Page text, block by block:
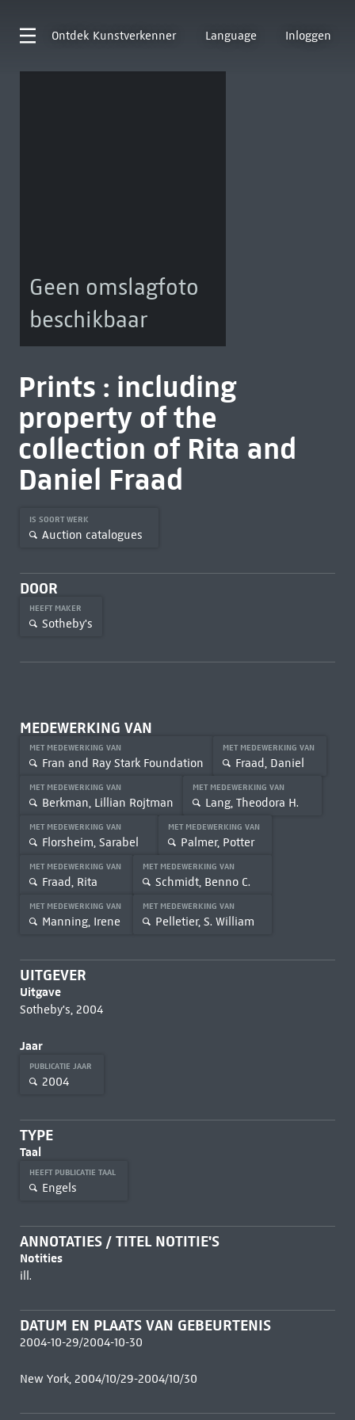
Ontdek Kunstverkenner Language Inloggen
Geen omslagfoto
beschikbaar
Prints : including
property of the
collection of Rita and
Daniel Fraad
IS SOORT WERK
Auction catalogues
DOOR
HEEFT MAKER
Sotheby's
MEDEWERKING VAN
MET MEDEWERKING VAN
Fran and Ray Stark Foundation
MET MEDEWERKING VAN
Fraad, Daniel
MET MEDEWERKING VAN
Berkman, Lillian Rojtman
MET MEDEWERKING VAN
Lang, Theodora H.
MET MEDEWERKING VAN
Florsheim, Sarabel
MET MEDEWERKING VAN
Palmer, Potter
MET MEDEWERKING VAN
Fraad, Rita
MET MEDEWERKING VAN
Schmidt, Benno C.
MET MEDEWERKING VAN
Manning, Irene
MET MEDEWERKING VAN
Pelletier, S. William
UITGEVER
Uitgave
Sotheby's, 2004
Jaar
PUBLICATIE JAAR
2004
TYPE
Taal
HEEFT PUBLICATIE TAAL
Engels
ANNOTATIES / TITEL NOTITIE'S
Notities
ill.
DATUM EN PLAATS VAN GEBEURTENIS
2004-10-29/2004-10-30
New York, 2004/10/29-2004/10/30